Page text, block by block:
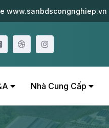
www.sanbdscongnghiep.vn
Nhà Cung Cấp